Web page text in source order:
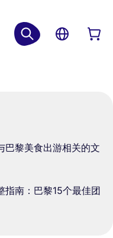
巴黎美食出游相关的文
指南：巴黎15个最佳团